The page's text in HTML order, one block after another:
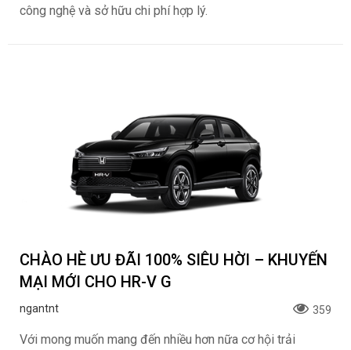
công nghệ và sở hữu chi phí hợp lý.
CHÀO HÈ ƯU ĐÃI 100% SIÊU HỜI – KHUYẾN
MẠI MỚI CHO HR-V G
ngantnt 359
Với mong muốn mang đến nhiều hơn nữa cơ hội trải